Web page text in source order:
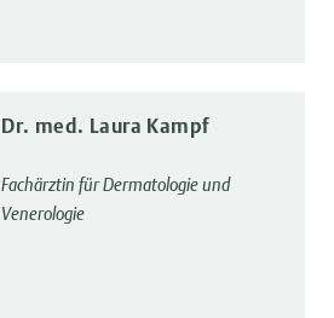
Dr. med. Laura Kampf
Fachärztin für Dermatologie und
Venerologie